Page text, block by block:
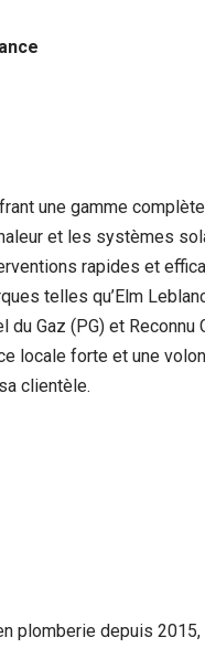
une gamme
et les systèmes
rapides et
telles qu’Elm
Gaz (PG) et Reconnu
locale forte et une
clientèle.
plomberie depuis